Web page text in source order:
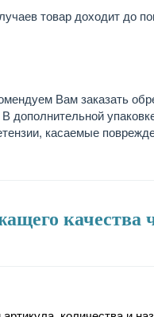
товар доходит до
Вам заказать
касаемые
качества